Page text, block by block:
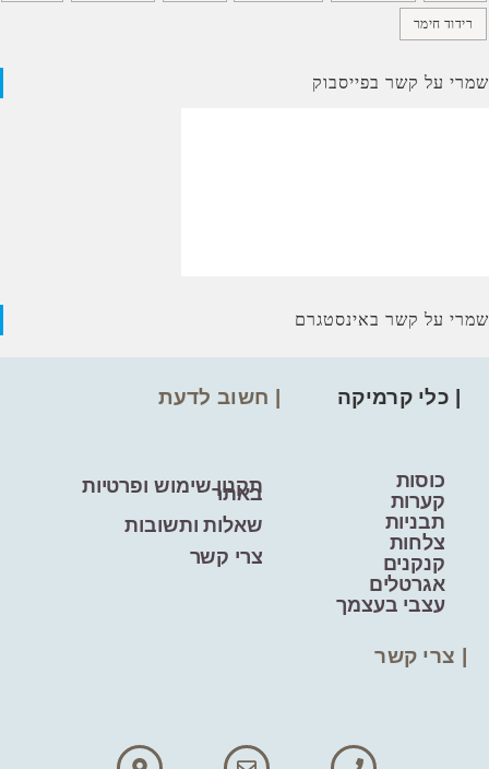
רידוד חימר
שמרי על קשר בפייסבוק
שמרי על קשר באינסטגרם
| כלי קרמיקה
כוסות
קערות
תבניות
צלחות
קנקנים
אגרטלים
עצבי בעצמך
| חשוב לדעת
תקנון שימוש ופרטיות
באתר
שאלות ותשובות
צרי קשר
| צרי קשר